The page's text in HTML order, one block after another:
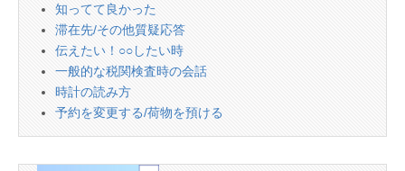
知ってて良かった
滞在先/その他質疑応答
伝えたい！○○したい時
一般的な税関検査時の会話
時計の読み方
予約を変更する/荷物を預ける